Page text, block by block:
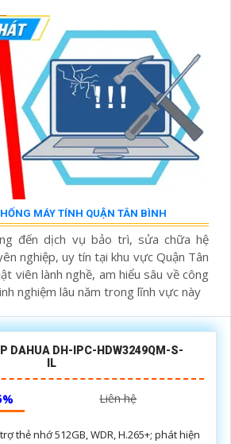
MÁY TÍNH QUẬN TÂN BÌNH
đến dịch vụ bảo trì, sửa chữa hệ
nghiệp, uy tín tại khu vực Quận Tân
viên lành nghề, am hiểu sâu về công
nghiệm lâu năm trong lĩnh vực này
DAHUA DH-IPC-HDW3249QM-S-
IL
Liên hệ
thẻ nhớ 512GB, WDR, H.265+; phát hiện